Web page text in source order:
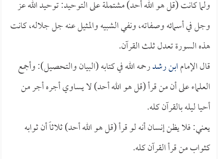
ولما كانت (قل هو الله أحد) مشتملة على التوحيد: توحيد الله عز
وجل في أسمائه وصفاته، ونفي الشبيه والمثيل عنه جل جلاله، كانت
هذه السورة تعدل ثلث القرآن.
قال الإمامابن رشدرحمه الله في كتابه (البيان والتحصيل): وأجمع
العلماء على أن من قرأ (قل هو الله أحد) لا يساوي أجره أجر من
أحيا ليله بالقرآن كله.
يعني: فلا يظن إنسان أنه لو قرأ (قل هو الله أحد) ثلاثاً أن ثوابه
كثواب من قرأ القرآن كله.